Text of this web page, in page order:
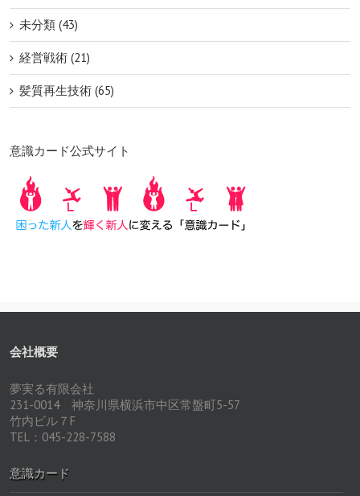
未分類 (43)
経営戦術 (21)
髪質再生技術 (65)
意識カード公式サイト
会社概要
夢実る有限会社
231-0014 神奈川県横浜市中区常盤町5-57
竹内ビル７F
TEL：045-228-7588
意識カード